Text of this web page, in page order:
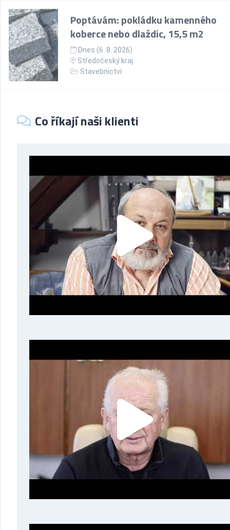
Poptávám: pokládku kamenného
koberce nebo dlaždic, 15,5 m2
Dnes (6. 8. 2026)
Středočeský kraj
Stavebnictví
Co říkají naši klienti